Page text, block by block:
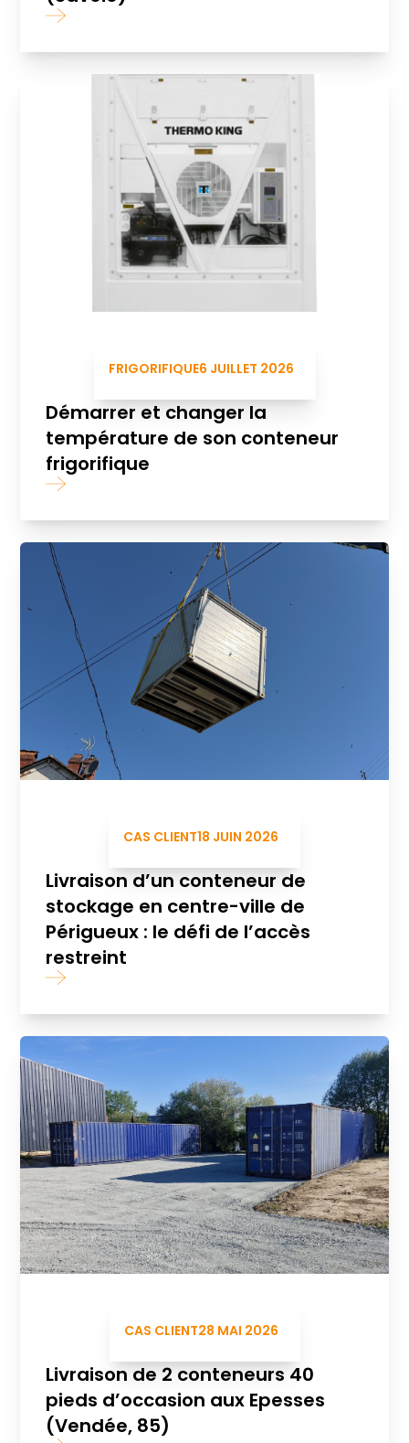
FRIGORIFIQUE6 JUILLET 2026
Démarrer et changer la
température de son conteneur
frigorifique
CAS CLIENT18 JUIN 2026
Livraison d’un conteneur de
stockage en centre-ville de
Périgueux : le défi de l’accès
restreint
CAS CLIENT28 MAI 2026
Livraison de 2 conteneurs 40
pieds d’occasion aux Epesses
(Vendée, 85)